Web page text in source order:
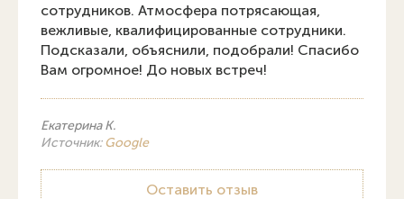
сотрудников. Атмосфера потрясающая,
вежливые, квалифицированные сотрудники.
Подсказали, объяснили, подобрали! Спасибо
Вам огромное! До новых встреч!
Екатерина К.
Источник:Google
Оставить отзыв